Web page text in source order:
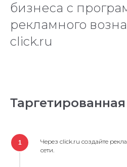
бизнеса с
рекламного
click.ru
1
Через click.ru создайте
сети.